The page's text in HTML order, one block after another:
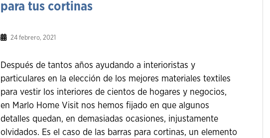
para tus cortinas
24 febrero, 2021
Después de tantos años ayudando a interioristas y
particulares en la elección de los mejores materiales textiles
para vestir los interiores de cientos de hogares y negocios,
en Marlo Home Visit nos hemos fijado en que algunos
detalles quedan, en demasiadas ocasiones, injustamente
olvidados. Es el caso de las barras para cortinas, un elemento